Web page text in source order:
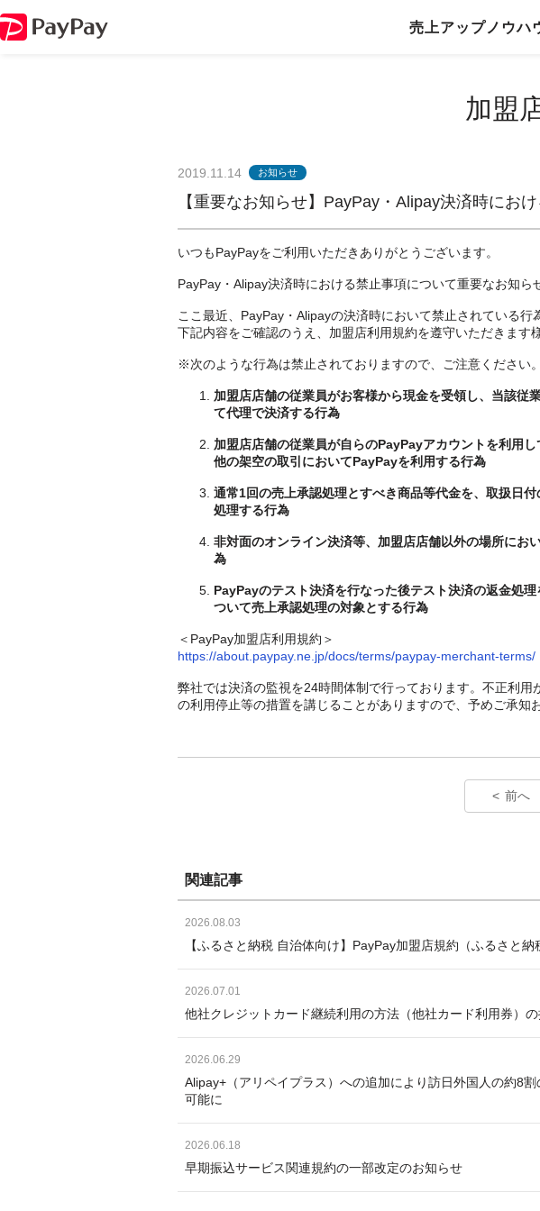
売上アップノウハ
加盟
2019.11.14 お知らせ
【重要なお知らせ】PayPay・Alipay決済時にお
いつもPayPayをご利用いただきありがとうございます。
PayPay・Alipay決済時における禁止事項について重要なお知ら
ここ最近、PayPay・Alipayの決済時において禁止されている行
下記内容をご確認のうえ、加盟店利用規約を遵守いただきます
※次のような行為は禁止されておりますので、ご注意ください。
加盟店店舗の従業員がお客様から現金を受領し、当該従
て代理で決済する行為
加盟店店舗の従業員が自らのPayPayアカウントを利用
他の架空の取引においてPayPayを利用する行為
通常1回の売上承認処理とすべき商品等代金を、取扱日
処理する行為
非対面のオンライン決済等、加盟店店舗以外の場所にお
為
PayPayのテスト決済を行なった後テスト決済の返金処
ついて売上承認処理の対象とする行為
＜PayPay加盟店利用規約＞
https://about.paypay.ne.jp/docs/terms/paypay-merchant-terms/
弊社では決済の監視を24時間体制で行っております。 不正利用
の利用停止等の措置を講じることがありますので、予めご承知
前へ
関連記事
2026.08.03
【ふるさと納税 自治体向け】PayPay加盟店規約（ふるさと納
2026.07.01
他社クレジットカード継続利用の方法（他社カード利用券）
2026.06.29
Alipay+（アリペイプラス）への追加により訪日外国人の約8
可能に
2026.06.18
早期振込サービス関連規約の一部改定のお知らせ